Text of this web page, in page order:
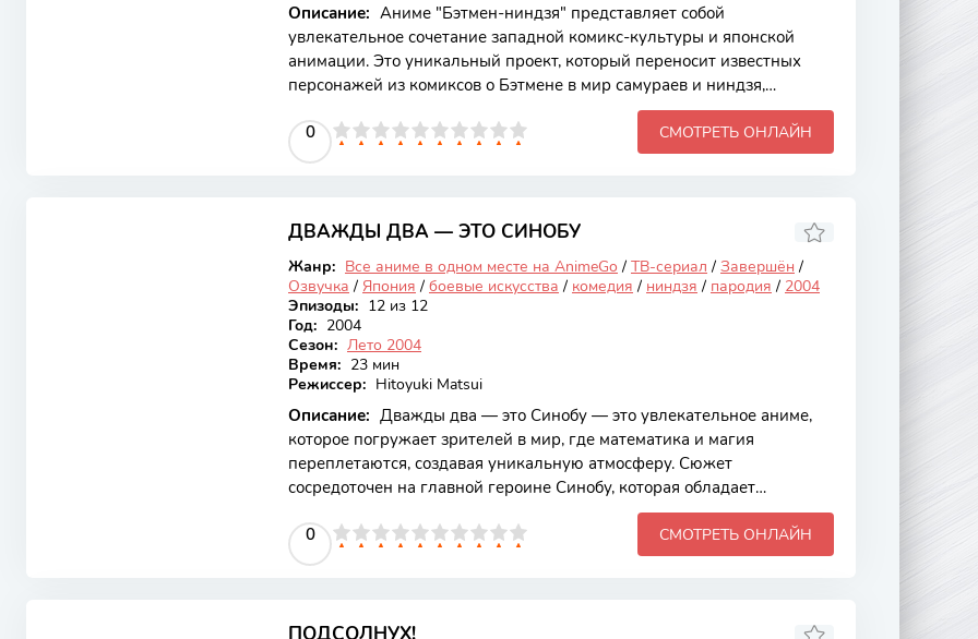
Описание: Аниме "Бэтмен-ниндзя" представляет собой
увлекательное сочетание западной комикс-культуры и японской
анимации. Это уникальный проект, который переносит известных
персонажей из комиксов о Бэтмене в мир самураев и ниндзя,
создавая захватывающую атмосферу, полную экшена и
драматических моментов. События разворачиваются в Японии эпохи
самураев, где Бэтмен и его заклятые враги сталкиваются в битвах,
темами, такими как борьба со злом, внутренние конфликты и поиски
0
4 5 6 7 8 9 10 СМОТРЕТЬ ОНЛАЙН
ДВАЖДЫ ДВА — ЭТО СИНОБУ
Жанр: Все аниме в одном месте на AnimeGo / ТВ-сериал / Завершён /
Озвучка / Япония / боевые искусства / комедия / ниндзя / пародия / 2004
Эпизоды: 12 из 12
Год: 2004
Сезон: Лето 2004
Время: 23 мин
Режиссер: Hitoyuki Matsui
Описание: Дважды два — это Синобу — это увлекательное аниме,
которое погружает зрителей в мир, где математика и магия
переплетаются, создавая уникальную атмосферу. Сюжет
сосредоточен на главной героине Синобу, которая обладает
способностью решать сложные математические задачи с помощью
магии. Это аниме привлекает внимание не только яркими
персонажами и захватывающими визуальными эффектами, но и
разворачивается вокруг Синобу, которая, будучи одаренной
0
4 5 6 7 8 9 10 СМОТРЕТЬ ОНЛАЙН